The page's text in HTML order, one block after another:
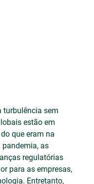
turbulência sem
estão em
que eram na
pandemia, as
regulatórias
para as empresas,
Entretanto,